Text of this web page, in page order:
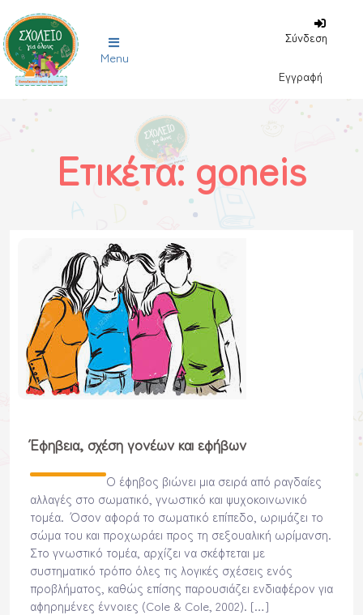
Menu
Σύνδεση
Εγγραφή
Ετικέτα: goneis
Έφηβεια, σχέση γονέων και εφήβων
Ο έφηβος βιώνει μια σειρά από ραγδαίες
αλλαγές στο σωματικό, γνωστικό και ψυχοκοινωνικό
τομέα. Όσον αφορά το σωματικό επίπεδο, ωριμάζει το
σώμα του και προχωράει προς τη σεξουαλική ωρίμανση.
Στο γνωστικό τομέα, αρχίζει να σκέφτεται με
συστηματικό τρόπο όλες τις λογικές σχέσεις ενός
προβλήματος, καθώς επίσης παρουσιάζει ενδιαφέρον για
αφηρημένες έννοιες (Cole & Cole, 2002). […]